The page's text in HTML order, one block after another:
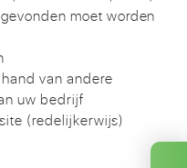
moet worden
van andere
uw bedrijf
(redelijkerwijs)